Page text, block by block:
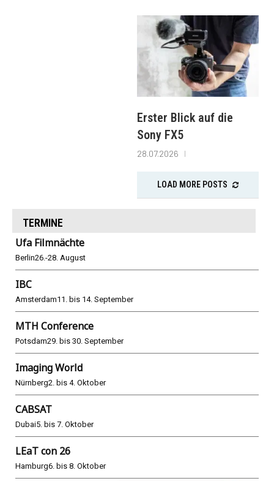
Erster Blick auf die
Sony FX5
28.07.2026
LOAD MORE POSTS
TERMINE
Ufa Filmnächte
Berlin26.-28. August
IBC
Amsterdam11. bis 14. September
MTH Conference
Potsdam29. bis 30. September
Imaging World
Nürnberg2. bis 4. Oktober
CABSAT
Dubai5. bis 7. Oktober
LEaT con 26
Hamburg6. bis 8. Oktober